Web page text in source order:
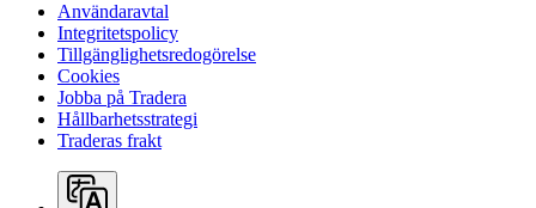
Användaravtal
Integritetspolicy
Tillgänglighetsredogörelse
Cookies
Jobba på Tradera
Hållbarhetsstrategi
Traderas frakt